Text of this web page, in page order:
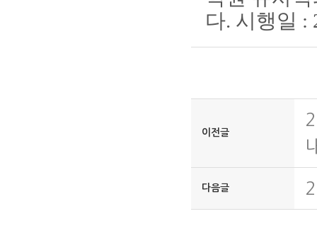
다. 시행일 :
이전글
다음글